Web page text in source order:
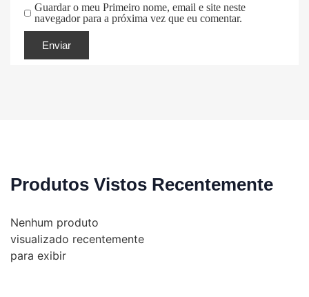
Guardar o meu Primeiro nome, email e site neste
navegador para a próxima vez que eu comentar.
Produtos Vistos Recentemente
Nenhum produto
visualizado recentemente
para exibir